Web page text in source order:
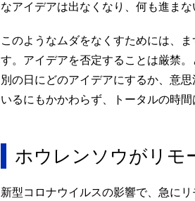
なアイデアは出なくなり、何も進まな
このようなムダをなくすためには、
す。アイデアを否定することは厳禁
別の日にどのアイデアにするか、意
いるにもかかわらず、トータルの時間
ホウレンソウがリモ
新型コロナウイルスの影響で、急に